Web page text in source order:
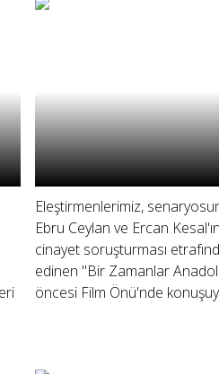
Eleştirmenlerimiz,
Ebru Ceylan ve Ercan
cinayet soruşturması
edinen "Bir Zamanlar
öncesi Film Önü'nde